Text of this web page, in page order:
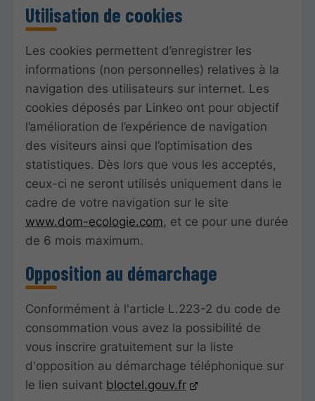
Utilisation de cookies
Les cookies permettent d’enregistrer les
informations (non personnelles) relatives à la
navigation des utilisateurs sur internet. Les
cookies déposés par Linkeo ont pour objectif
l’amélioration de l’expérience de navigation
des visiteurs ainsi que l’optimisation des
statistiques. Dès lors que vous les acceptés,
ceux-ci ne seront utilisés uniquement dans le
cadre de votre navigation sur le site
www.dom-ecologie.com, et ce pour une durée
de 6 mois maximum.
Opposition au démarchage
Conformément à l'article L.223-2 du code de
consommation vous avez la possibilité de
vous inscrire gratuitement sur la liste
d'opposition au démarchage téléphonique sur
le lien suivant bloctel.gouv.fr